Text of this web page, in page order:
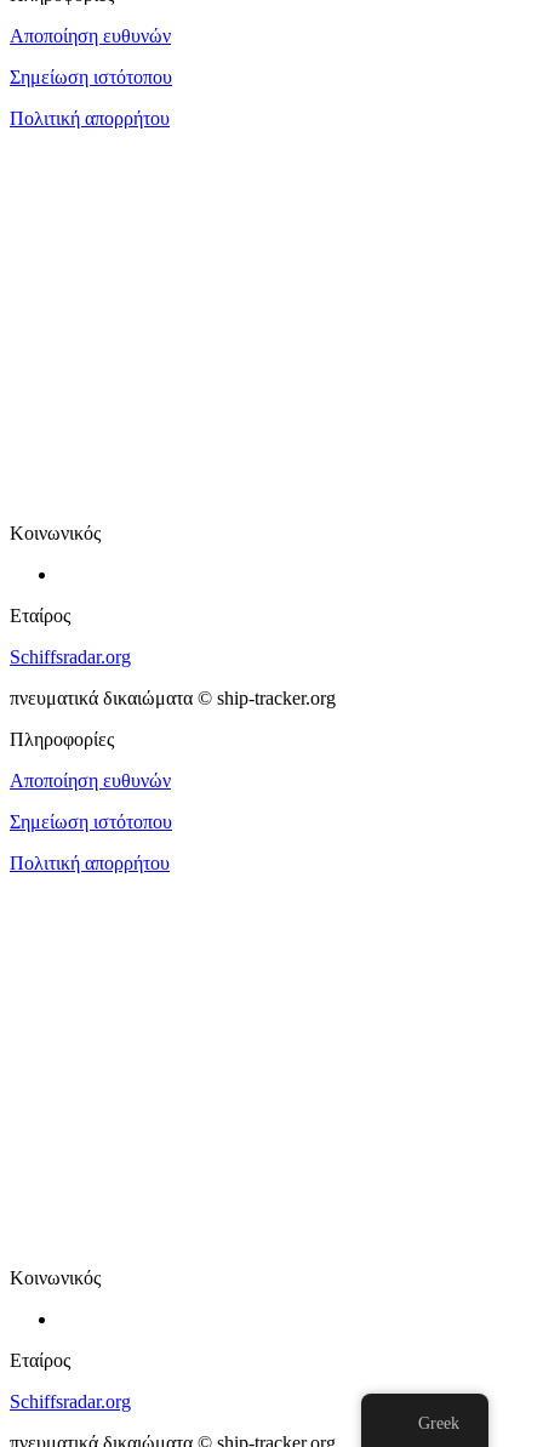
Αποποίηση ευθυνών
Σημείωση ιστότοπου
Πολιτική απορρήτου
Κοινωνικός
Εταίρος
Schiffsradar.org
πνευματικά δικαιώματα © ship-tracker.org
Πληροφορίες
Αποποίηση ευθυνών
Σημείωση ιστότοπου
Πολιτική απορρήτου
Κοινωνικός
Εταίρος
Schiffsradar.org
Greek